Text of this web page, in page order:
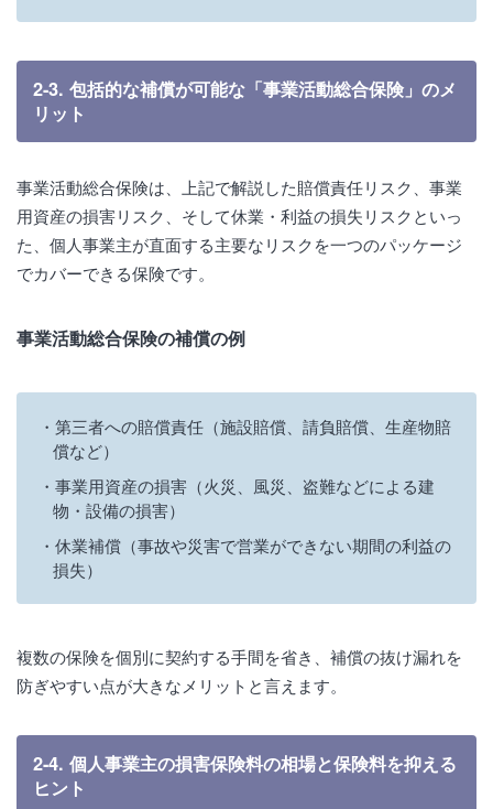
2-3. 包括的な補償が可能な「事業活動総合保険」のメ
リット
事業活動総合保険は、上記で解説した賠償責任リスク、事業
用資産の損害リスク、そして休業・利益の損失リスクといっ
た、個人事業主が直面する主要なリスクを一つのパッケージ
でカバーできる保険です。
事業活動総合保険の補償の例
第三者への賠償責任（施設賠償、請負賠償、生産物賠
償など）
事業用資産の損害（火災、風災、盗難などによる建
物・設備の損害）
休業補償（事故や災害で営業ができない期間の利益の
損失）
複数の保険を個別に契約する手間を省き、補償の抜け漏れを
防ぎやすい点が大きなメリットと言えます。
2-4. 個人事業主の損害保険料の相場と保険料を抑える
ヒント